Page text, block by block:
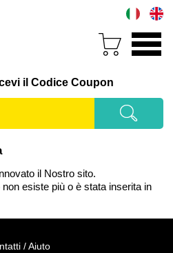
il Codice Coupon
il Nostro sito.
esiste più o è stata inserita in
/ Aiuto